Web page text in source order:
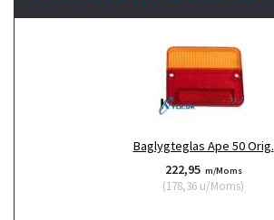
Baglygteglas Ape 50 Orig.
222,95 m/Moms
(178,36 u/Moms)